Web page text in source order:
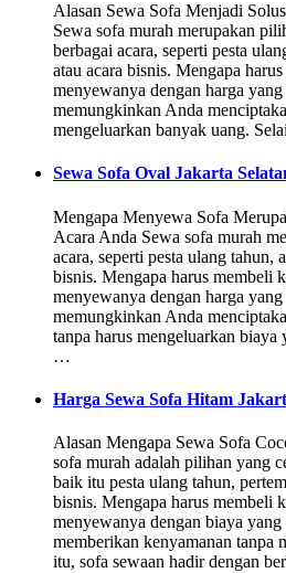
Alasan Sewa Sofa Menjadi
Sewa sofa murah merupakan
berbagai acara, seperti pesta
atau acara bisnis. Mengapa
menyewanya dengan harga
memungkinkan Anda
mengeluarkan banyak uang.
Sewa Sofa Oval Jakarta
Mengapa Menyewa Sofa
Acara Anda Sewa sofa murah
acara, seperti pesta ulang tahun,
bisnis. Mengapa harus membeli
menyewanya dengan harga
memungkinkan Anda
tanpa harus mengeluarkan
…
Harga Sewa Sofa Hitam
Alasan Mengapa Sewa Sofa
sofa murah adalah pilihan yang
baik itu pesta ulang tahun,
bisnis. Mengapa harus membeli
menyewanya dengan biaya
memberikan kenyamanan tanpa
itu, sofa sewaan hadir dengan